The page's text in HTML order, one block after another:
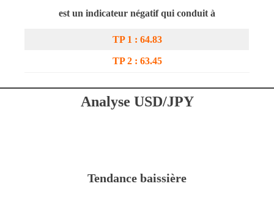
est un indicateur négatif qui conduit à
TP 1 : 64.83
TP 2 : 63.45
Analyse USD/JPY
Tendance baissière